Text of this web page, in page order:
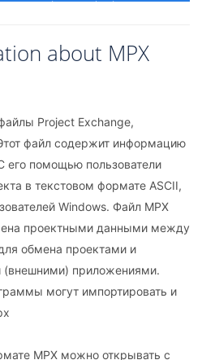
about MPX
Project Exchange,
файл содержит информацию
его помощью пользователи
в текстовом формате ASCII,
Windows. Файл MPX
проектными данными между
обмена проектами и
(внешними) приложениями.
могут импортировать и
MPX можно открывать с